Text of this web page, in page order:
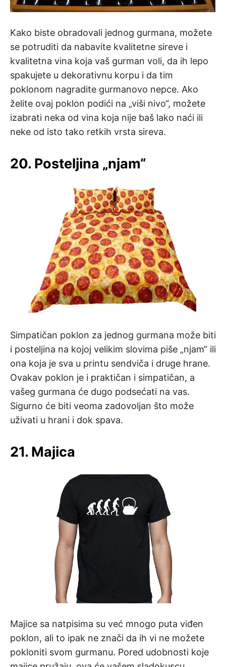
Kako biste obradovali jednog gurmana, možete
se potruditi da nabavite kvalitetne sireve i
kvalitetna vina koja vaš gurman voli, da ih lepo
spakujete u dekorativnu korpu i da tim
poklonom nagradite gurmanovo nepce. Ako
želite ovaj poklon podići na „viši nivo“, možete
izabrati neka od vina koja nije baš lako naći ili
neke od isto tako retkih vrsta sireva.
20. Posteljina „njam“
Simpatičan poklon za jednog gurmana može biti
i posteljina na kojoj velikim slovima piše „njam“ ili
ona koja je sva u printu sendviča i druge hrane.
Ovakav poklon je i praktičan i simpatičan, a
vašeg gurmana će dugo podsećati na vas.
Sigurno će biti veoma zadovoljan što može
uživati u hrani i dok spava.
21. Majica
Majice sa natpisima su već mnogo puta viđen
poklon, ali to ipak ne znači da ih vi ne možete
pokloniti svom gurmanu. Pored udobnosti koje